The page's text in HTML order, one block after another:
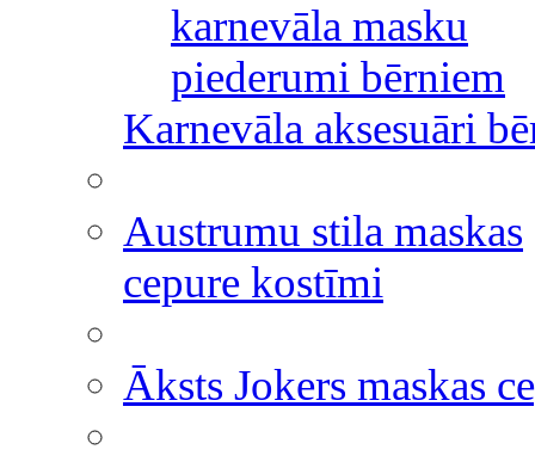
karnevāla masku
piederumi bērniem
Karnevāla aksesuāri
Austrumu stila maskas
cepure kostīmi
Āksts Jokers maskas